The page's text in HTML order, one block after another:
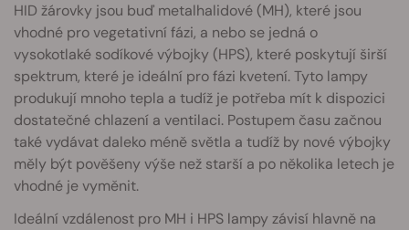
HID žárovky jsou buď metalhalidové (MH), které jsou
vhodné pro vegetativní fázi, a nebo se jedná o
vysokotlaké sodíkové výbojky (HPS), které poskytují širší
spektrum, které je ideální pro fázi kvetení. Tyto lampy
produkují mnoho tepla a tudíž je potřeba mít k dispozici
dostatečné chlazení a ventilaci. Postupem času začnou
také vydávat daleko méně světla a tudíž by nové výbojky
měly být pověšeny výše než starší a po několika letech je
vhodné je vyměnit.
Ideální vzdálenost pro MH i HPS lampy závisí hlavně na